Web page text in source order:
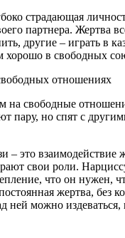
страдающая
партнера. Жертва
другие – играть в
хорошо в свободных
на свободные
пару, но спят с
– это взаимодействие
свои роли.
что он нужен,
жертва, без
ней можно издеваться,